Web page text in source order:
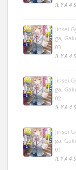
IL Y A 4
Jinsei
ga,
03
IL Y A 4
Jinsei
ga,
02
IL Y A 4
Jinsei
ga,
01
IL Y A 4